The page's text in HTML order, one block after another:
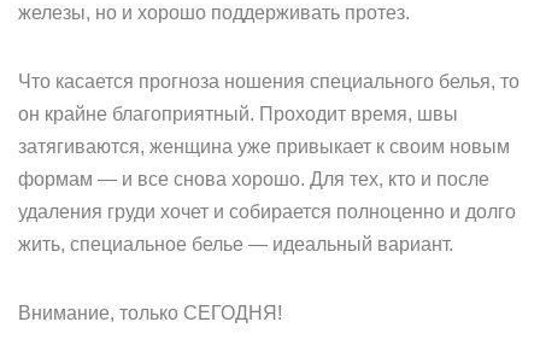
железы, но и хорошо поддерживать протез.
Что касается прогноза ношения специального белья, то
он крайне благоприятный. Проходит время, швы
затягиваются, женщина уже привыкает к своим новым
формам — и все снова хорошо. Для тех, кто и после
удаления груди хочет и собирается полноценно и долго
жить, специальное белье — идеальный вариант.
Внимание, только СЕГОДНЯ!